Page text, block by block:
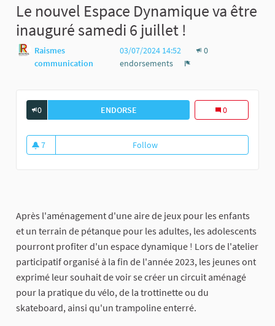
Le nouvel Espace Dynamique va être
inauguré samedi 6 juillet !
Raismes
communication
03/07/2024 14:52
0
endorsements
0 ENDORSE LE NOUVEL ESPACE DYNAMIQUE
0
7
7 followers
FollowLe nouvel Espace Dynamique
Après l'aménagement d'une aire de jeux pour les enfants
et un terrain de pétanque pour les adultes, les adolescents
pourront profiter d'un espace dynamique ! Lors de l'atelier
participatif organisé à la fin de l'année 2023, les jeunes ont
exprimé leur souhait de voir se créer un circuit aménagé
pour la pratique du vélo, de la trottinette ou du
skateboard, ainsi qu'un trampoline enterré.